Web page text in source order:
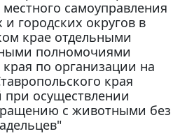
самоуправления
городских округов в
крае отдельными
полномочиями
по организации на
края
осуществлении
с животными без